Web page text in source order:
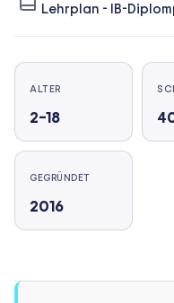
Lehrplan - IB-
ALTER
2–18
GEGRÜNDET
2016